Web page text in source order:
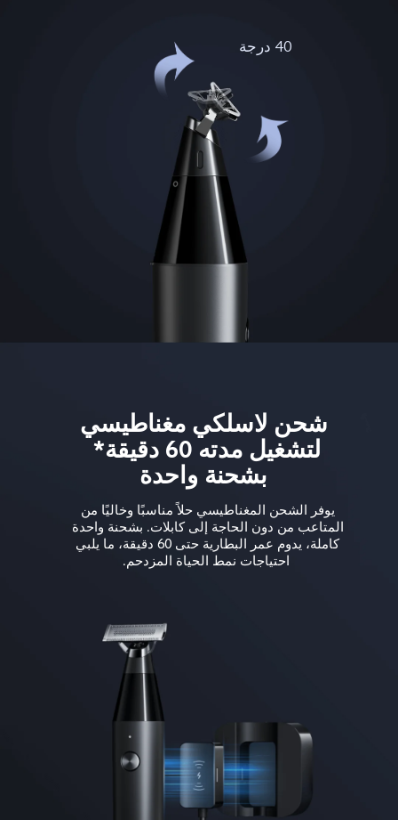
40 درجة
لتشغيل مدته 60 دقيقة*
بشحنة واحدة
يوفر الشحن المغناطيسي حلاً مناسبًا وخاليًا من
المتاعب من دون الحاجة إلى كابلات. بشحنة واحدة
كاملة، يدوم عمر البطارية حتى 60 دقيقة، ما يلبي
احتياجات نمط الحياة المزدحم.